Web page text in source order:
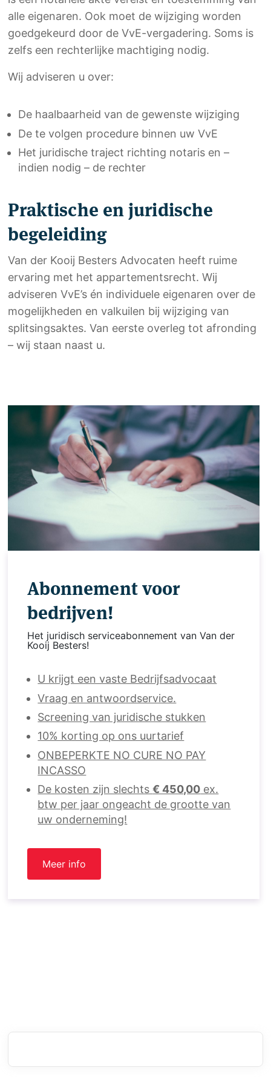
alle eigenaren. Ook moet de wijziging worden
goedgekeurd door de VvE-vergadering. Soms is
zelfs een rechterlijke machtiging nodig.
Wij adviseren u over:
De haalbaarheid van de gewenste wijziging
De te volgen procedure binnen uw VvE
Het juridische traject richting notaris en –
indien nodig – de rechter
Praktische en juridische
begeleiding
Van der Kooij Besters Advocaten heeft ruime
ervaring met het appartementsrecht. Wij
adviseren VvE’s én individuele eigenaren over de
mogelijkheden en valkuilen bij wijziging van
splitsingsaktes. Van eerste overleg tot afronding
– wij staan naast u.
Abonnement voor
bedrijven!
Het juridisch serviceabonnement van Van der
Kooij Besters!
U krijgt een vaste Bedrijfsadvocaat
Vraag en antwoordservice.
Screening van juridische stukken
10% korting op ons uurtarief
ONBEPERKTE NO CURE NO PAY
INCASSO
De kosten zijn slechts€ 450,00 ex.
btw per jaar ongeacht de grootte van
uw onderneming!
Meer info